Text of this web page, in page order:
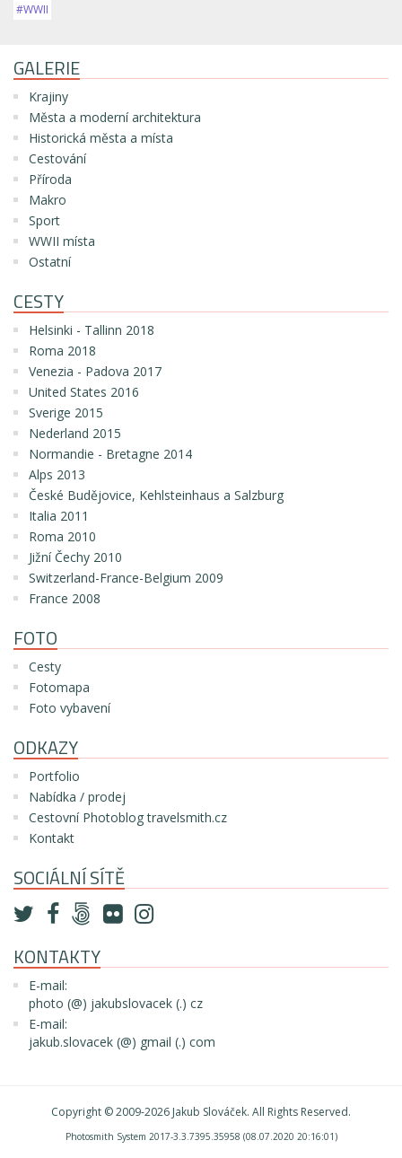
#WWII
GALERIE
Krajiny
Města a moderní architektura
Historická města a místa
Cestování
Příroda
Makro
Sport
WWII místa
Ostatní
CESTY
Helsinki - Tallinn 2018
Roma 2018
Venezia - Padova 2017
United States 2016
Sverige 2015
Nederland 2015
Normandie - Bretagne 2014
Alps 2013
České Budějovice, Kehlsteinhaus a Salzburg
Italia 2011
Roma 2010
Jižní Čechy 2010
Switzerland-France-Belgium 2009
France 2008
FOTO
Cesty
Fotomapa
Foto vybavení
ODKAZY
Portfolio
Nabídka / prodej
Cestovní Photoblog travelsmith.cz
Kontakt
SOCIÁLNÍ SÍTĚ
KONTAKTY
E-mail:
photo (@) jakubslovacek (.) cz
E-mail:
jakub.slovacek (@) gmail (.) com
Copyright © 2009-2026 Jakub Slováček. All Rights Reserved.
Photosmith System 2017-3.3.7395.35958 (08.07.2020 20:16:01)